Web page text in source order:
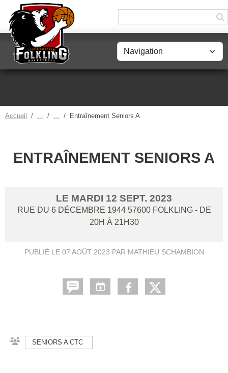
Accueil Entraînement Seniors A
ENTRAÎNEMENT SENIORS A
LE MARDI 12 SEPT. 2023
RUE DU 6 DÉCEMBRE 1944 57600 FOLKLING - DE
20H À 21H30
PUBLIÉ LE 07 AOÛT 2023 PAR MATHIEU SCHAMBION
SENIORS A CTC
Panneau de gestion des cookies